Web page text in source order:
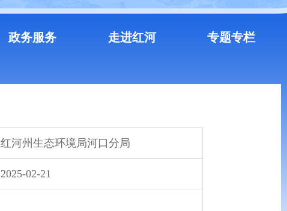
政务服务 走进红河 专题专栏
红河州生态环境局河口分局
2025-02-21